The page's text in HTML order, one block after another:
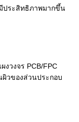
ประสิทธิภาพมากขึ้น
วงจร PCB/FPC
วของส่วนประกอบ